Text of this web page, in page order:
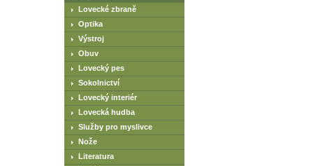
Lovecké zbraně
Optika
Výstroj
Obuv
Lovecký pes
Sokolnictví
Lovecký interiér
Lovecká hudba
Služby pro myslivce
Nože
Literatura